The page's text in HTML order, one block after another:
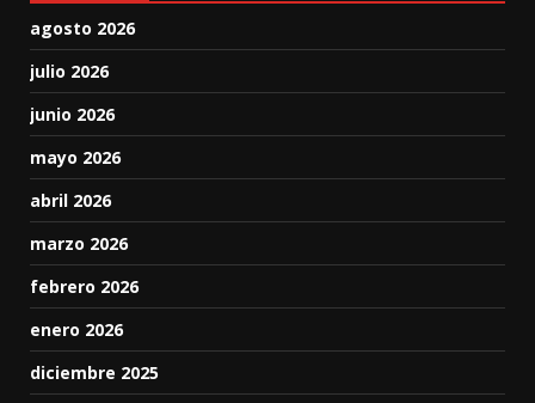
agosto 2026
julio 2026
junio 2026
mayo 2026
abril 2026
marzo 2026
febrero 2026
enero 2026
diciembre 2025